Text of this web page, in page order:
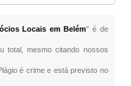
Locais em Belém" é de
total, mesmo citando nossos
é crime e está previsto no